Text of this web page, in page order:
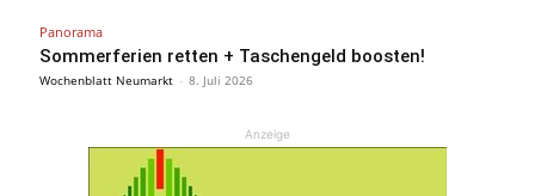
Panorama
Sommerferien retten + Taschengeld boosten!
Wochenblatt Neumarkt - 8. Juli 2026
Anzeige